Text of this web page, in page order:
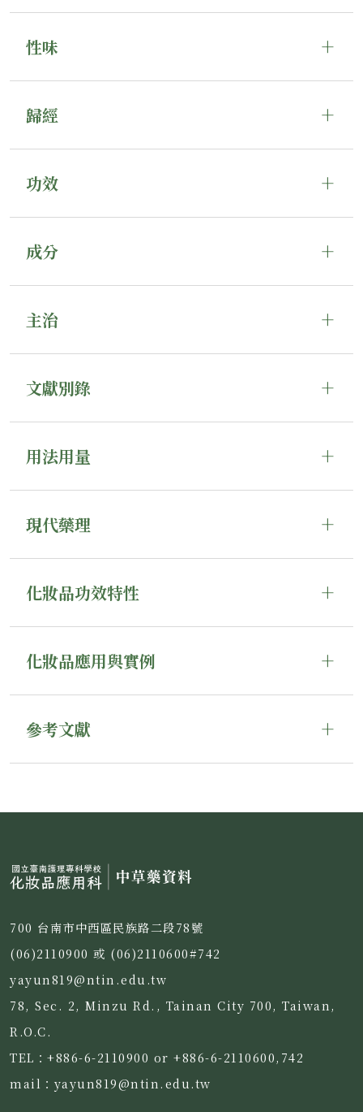
性味
歸經
功效
成分
主治
文獻別錄
用法用量
現代藥理
化妝品功效特性
化妝品應用與實例
參考文獻
700 台南市中西區民族路二段78號
(06)2110900 或 (06)2110600#742
yayun819@ntin.edu.tw
78, Sec. 2, Minzu Rd., Tainan City 700, Taiwan,
R.O.C.
TEL：+886-6-2110900 or +886-6-2110600,742
mail：yayun819@ntin.edu.tw